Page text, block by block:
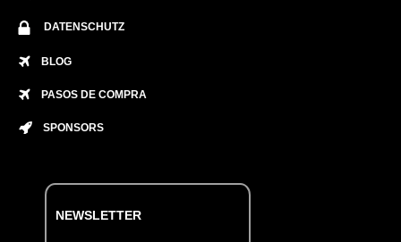
DATENSCHUTZ
BLOG
PASOS DE COMPRA
SPONSORS
NEWSLETTER